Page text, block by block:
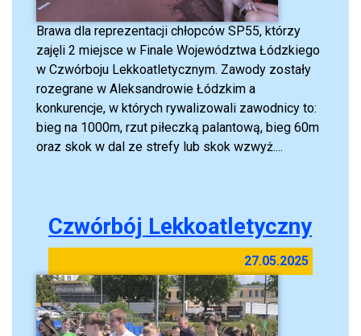
Brawa dla reprezentacji chłopców SP55, którzy
zajęli 2 miejsce w Finale Województwa Łódzkiego
w Czwórboju Lekkoatletycznym. Zawody zostały
rozegrane w Aleksandrowie Łódzkim a
konkurencje, w których rywalizowali zawodnicy to:
bieg na 1000m, rzut piłeczką palantową, bieg 60m
oraz skok w dal ze strefy lub skok wzwyż....
Czwórbój Lekkoatletyczny
27.05.2025